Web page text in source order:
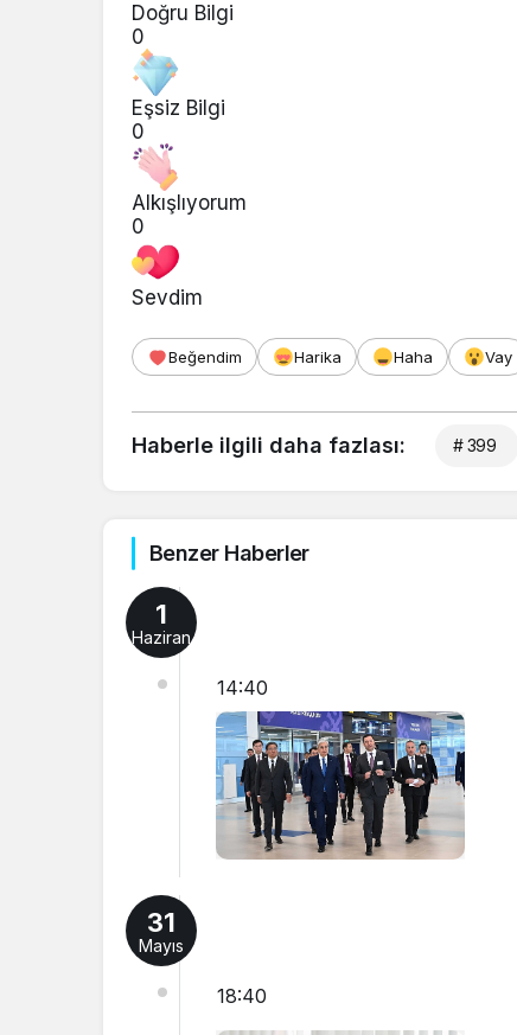
Doğru Bilgi
0
Eşsiz Bilgi
0
Alkışlıyorum
0
Sevdim
Beğendim Harika Haha Vay
Haberle ilgili daha fazlası: # 399
Benzer Haberler
1
Haziran
14:40
31
Mayıs
18:40